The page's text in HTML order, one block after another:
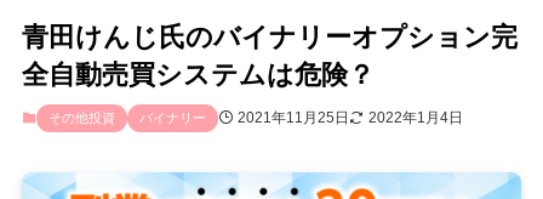
青田けんじ氏のバイナリーオプション完
全自動売買システムは危険？
その他投資 バイナリー 2021年11月25日 2022年1月4日